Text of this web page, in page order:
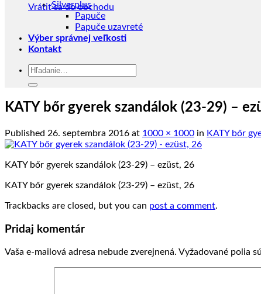
Vrátiť sa do obchodu
Silverplus
Papuče
Papuče uzavreté
Výber správnej veľkosti
Kontakt
Hľadať:
KATY bőr gyerek szandálok (23-29) –
Published 26. septembra 2016 at 1000 × 1000 in KATY bőr
KATY bőr gyerek szandálok (23-29) – ezüst, 26
KATY bőr gyerek szandálok (23-29) – ezüst, 26
Trackbacks are closed, but you can post a comment.
Pridaj komentár
Vaša e-mailová adresa nebude zverejnená. Vyžadované polia